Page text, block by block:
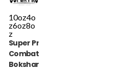
10oz4o
z6oz8o
z
Super Pro
Combat Gear
Bokshandschoen